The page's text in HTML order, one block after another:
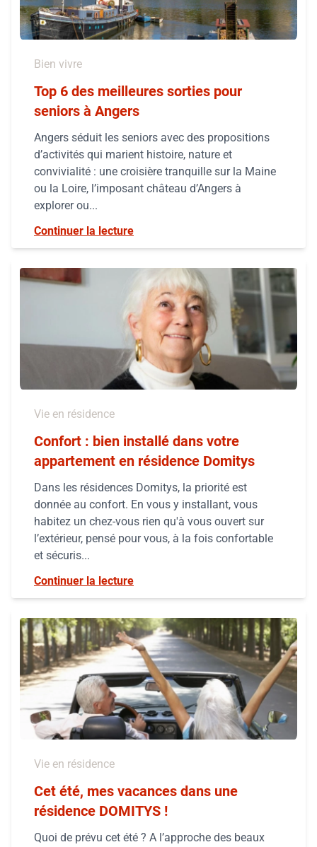
Bien vivre
Top 6 des meilleures sorties pour
seniors à Angers
Angers séduit les seniors avec des propositions
d’activités qui marient histoire, nature et
convivialité : une croisière tranquille sur la Maine
ou la Loire, l’imposant château d’Angers à
explorer ou...
Continuer la lecture
Vie en résidence
Confort : bien installé dans votre
appartement en résidence Domitys
Dans les résidences Domitys, la priorité est
donnée au confort. En vous y installant, vous
habitez un chez-vous rien qu'à vous ouvert sur
l’extérieur, pensé pour vous, à la fois confortable
et sécuris...
Continuer la lecture
Vie en résidence
Cet été, mes vacances dans une
résidence DOMITYS !
Quoi de prévu cet été ? A l’approche des beaux